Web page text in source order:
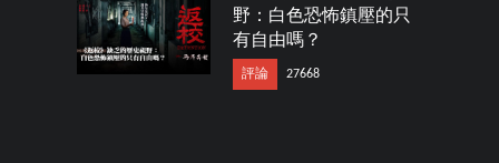
野：白色恐怖鎮壓的只
有自由嗎？
評論 27668